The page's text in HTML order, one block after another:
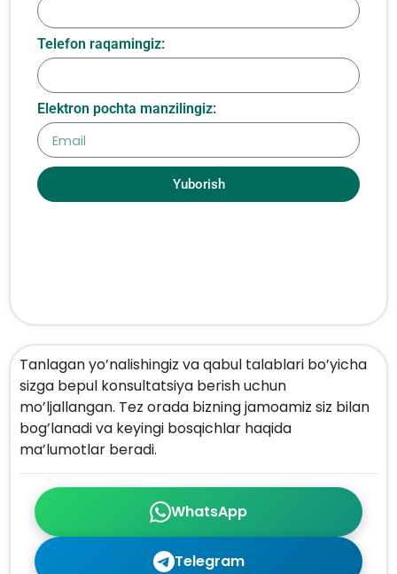
WhatsApp
Telegram
Tanlagan yo’nalishingiz va qabul talablari bo’yicha
sizga bepul konsultatsiya berish uchun
mo’ljallangan. Tez orada bizning jamoamiz siz bilan
bog’lanadi va keyingi bosqichlar haqida
ma’lumotlar beradi.
Telefon raqamingiz:
Elektron pochta manzilingiz:
Yuborish